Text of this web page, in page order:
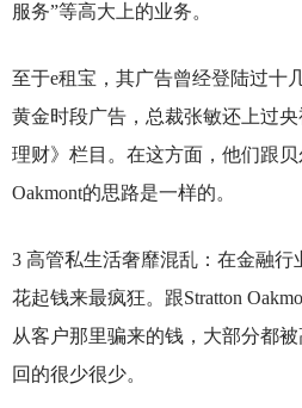
服务”等高大上的业务。
至于e租宝，其广告曾经登陆过十
黄金时段广告，总裁张敏还上过
理财》栏目。在这方面，他们跟贝
Oakmont的思路是一样的。
3 高管私生活奢靡混乱：在金融行
花起钱来最疯狂。跟Stratton
从客户那里骗来的钱，大部分都
回的很少很少。